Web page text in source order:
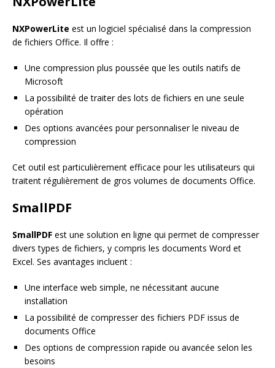
NXPowerLite est un logiciel spécialisé dans la compression
de fichiers Office. Il offre :
Une compression plus poussée que les outils natifs de
Microsoft
La possibilité de traiter des lots de fichiers en une seule
opération
Des options avancées pour personnaliser le niveau de
compression
Cet outil est particulièrement efficace pour les utilisateurs qui
traitent régulièrement de gros volumes de documents Office.
SmallPDF
SmallPDF est une solution en ligne qui permet de compresser
divers types de fichiers, y compris les documents Word et
Excel. Ses avantages incluent :
Une interface web simple, ne nécessitant aucune
installation
La possibilité de compresser des fichiers PDF issus de
documents Office
Des options de compression rapide ou avancée selon les
besoins